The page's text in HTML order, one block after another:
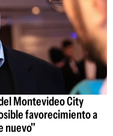
Montevideo City
favorecimiento a
nuevo"